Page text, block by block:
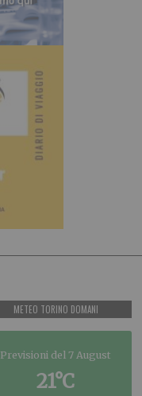
METEO TORINO DOMANI
Previsioni del 7 August
21°C